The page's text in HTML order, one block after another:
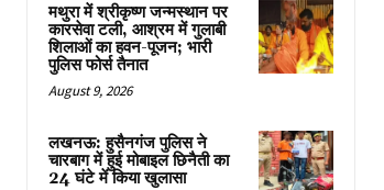
मथुरा में श्रीकृष्ण जन्मस्थान पर
कारसेवा टली, आश्रम में गुलाबी
शिलाओं का हवन-पूजन; भारी
पुलिस फोर्स तैनात
August 9, 2026
लखनऊ: हुसैनगंज पुलिस ने
चारबाग में हुई मोबाइल छिनैती का
24 घंटे में किया खुलासा